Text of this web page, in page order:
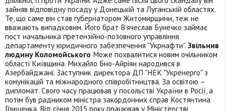
зайняв відповідну посаду у Донецькій та Луганській областях.
Те, що саме він став губернатором Житомирщини, теж не
вважають випадковим. Його брат В’ячеслав Бунечко займає
пост начальника претензійно-позовного управління
департаменту юридичного забезпечення “Укрнафти”. Звільнив
людину Коломойського Може похвалитися новим очільником
області Київщина. Михайло Бно-Айріян народився в
Азербайджані. Заступник директора ДП "НЕК "Укренерго" з
комунікацій та міжнародного співробітництва. За освітою –
дипломат. Свого часу працював у посольстві України в Росії, а
потім був радником міністра закордонних справ Костянтина
Грищенка. Від січня 2015 року працював у Міністерстві